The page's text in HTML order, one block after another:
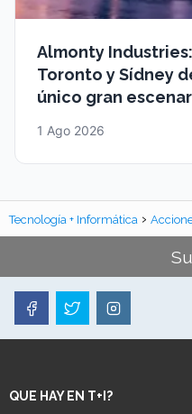
Almonty
Toronto y Sídney
único gran
1 Ago 2026
Tecnología + Informática
QUE HAY EN T+I?